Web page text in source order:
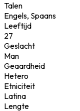
Talen
Engels, Spaans
Leeftijd
27
Geslacht
Man
Geaardheid
Hetero
Etniciteit
Latina
Lengte